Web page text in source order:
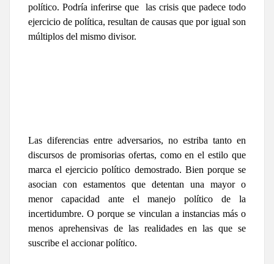
político. Podría inferirse que las crisis que padece todo
ejercicio de política, resultan de causas que por igual son
múltiplos del mismo divisor.
Las diferencias entre adversarios, no estriba tanto en
discursos de promisorias ofertas, como en el estilo que
marca el ejercicio político demostrado. Bien porque se
asocian con estamentos que detentan una mayor o
menor capacidad ante el manejo político de la
incertidumbre. O porque se vinculan a instancias más o
menos aprehensivas de las realidades en las que se
suscribe el accionar político.